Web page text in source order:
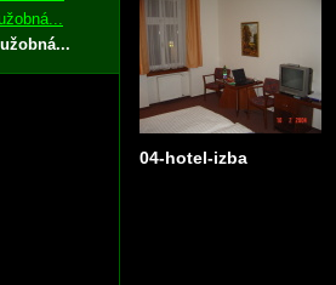
04-hotel-izba